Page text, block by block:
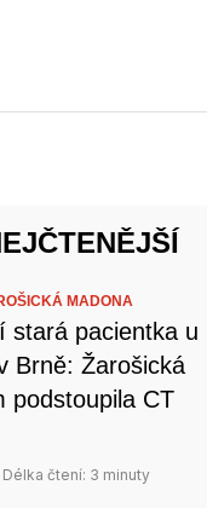
MADONA
stará pacientka u
Brně: Žarošická
podstoupila CT
Délka čtení: 3 minuty